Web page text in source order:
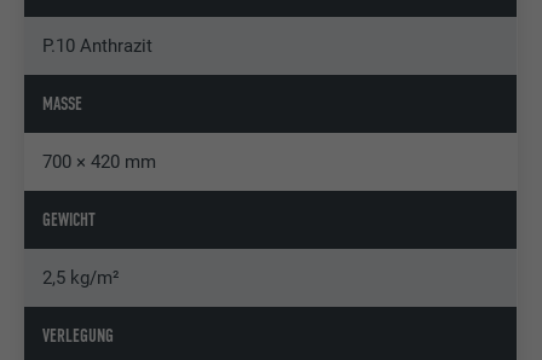
P.10 Anthrazit
MASSE
700 × 420 mm
GEWICHT
2,5 kg/m²
VERLEGUNG